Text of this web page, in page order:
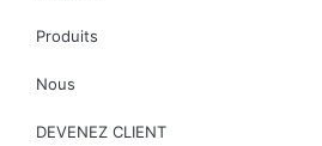
Produits
Nous
DEVENEZ CLIENT